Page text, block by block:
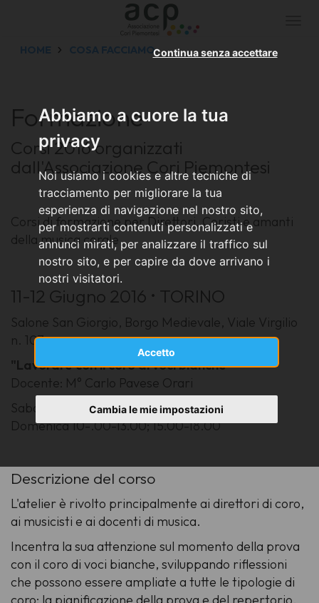
Abbiamo a cuore la tua
privacy
Noi usiamo i cookies e altre tecniche di
tracciamento per migliorare la tua
esperienza di navigazione nel nostro sito,
per mostrarti contenuti personalizzati e
annunci mirati, per analizzare il traffico sul
nostro sito, e per capire da dove arrivano i
nostri visitatori.
Accetto
Continua senza accettare
Cambia le mie impostazioni
HOME COSA FACCIAMO
Formazione
Corsi 2016 organizzati
dall'Associazione Cori Piemontesi
Corsi di formazione per Direttori, Coristi e amanti
della musica corale
11-12 Giugno 2016 • TORINO
Salone San Giorgio, Borgo Medievale, Viale Virgilio
n. 107
"Lavorare con il coro di voci bianche"
Docente: M° Carlo Pavese Orari
Sabato 10.00-13.00; 15.00-19.00
Domenica 10-.00-13.00; 15.00-18.00
Descrizione del corso
L'atelier è rivolto principalmente ai direttori di coro,
ai musicisti e ai docenti di musica.
Incentra la sua attenzione sul momento della prova
con il coro di voci bianche, sviluppando riflessioni
che possono essere ampliate a tutte le tipologie di